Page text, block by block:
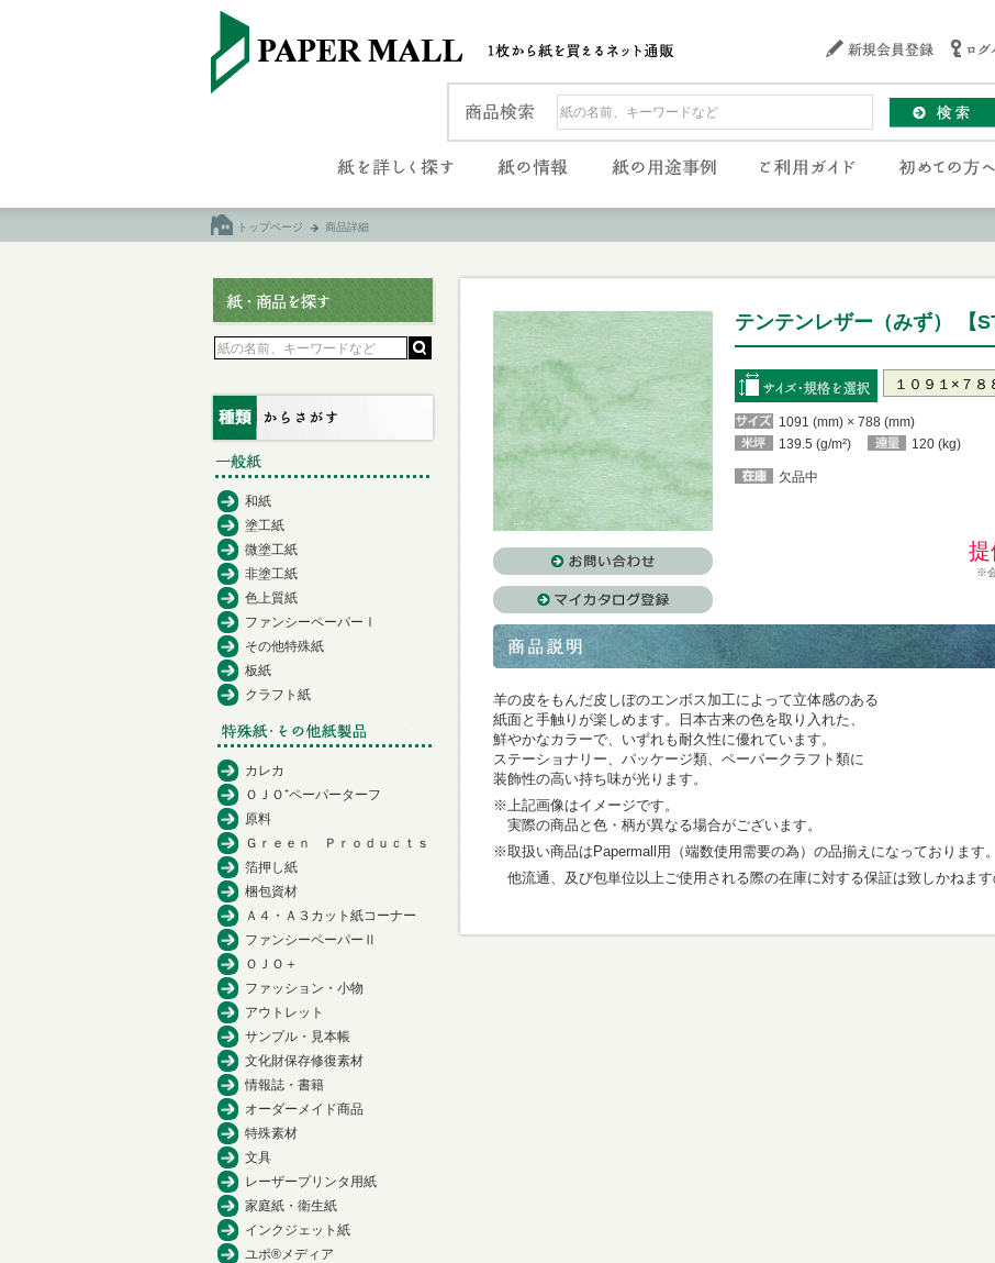
トップページ 商品詳細
テンテンレザー（みず） 【
1091 (mm) × 788 (mm)
139.5 (g/m²)
120 (kg)
欠品中
提
※
羊の皮をもんだ皮しぼのエンボス加工によって立体感のある
紙面と手触りが楽しめます。日本古来の色を取り入れた、
鮮やかなカラーで、いずれも耐久性に優れています。
ステーショナリー、パッケージ類、ペーパークラフト類に
装飾性の高い持ち味が光ります。
※上記画像はイメージです。
実際の商品と色・柄が異なる場合がございます。
※取扱い商品はPapermall用（端数使用需要の為）の品揃えになっております。
他流通、及び包単位以上ご使用される際の在庫に対する保証は致しかねます
和紙
塗工紙
微塗工紙
非塗工紙
色上質紙
ファンシーペーパーⅠ
その他特殊紙
板紙
クラフト紙
カレカ
ＯＪＯ⁺ペーパーターフ
原料
Ｇｒｅｅｎ Ｐｒｏｄｕｃｔｓ
箔押し紙
梱包資材
Ａ４・Ａ３カット紙コーナー
ファンシーペーパーⅡ
ＯＪＯ＋
ファッション・小物
アウトレット
サンプル・見本帳
文化財保存修復素材
情報誌・書籍
オーダーメイド商品
特殊素材
文具
レーザープリンタ用紙
家庭紙・衛生紙
インクジェット紙
ユポ®メディア